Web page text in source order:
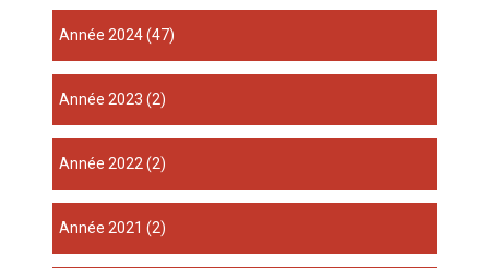
année 2024(47)
année 2023 (2)
année 2022(2)
année 2021 (2)